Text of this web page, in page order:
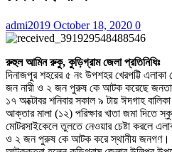
admi2019 October 18, 2020 0
রুহুল আমিন রুকু, কুড়িগ্রাম জেলা প্রতিনিধিঃ
দিনাজপুর শহরের ৫ নং উপশহর খেরপট্টি এলাকা
জন নারী ও ২ জন পুরুষ কে আটক করেছে
১৭ অক্টোবর শনিবার সকাল ৯ টায় ঈদগাহ
আক্তার মালা (১২) পরিক্ষার খাতা জমা দিতে
মোটরসাইকেলে তুলতে নেওয়ার চেষ্টা করলে
ও ২ জন পুরুষ কে আটক করে স্থানীয় জনগণ।